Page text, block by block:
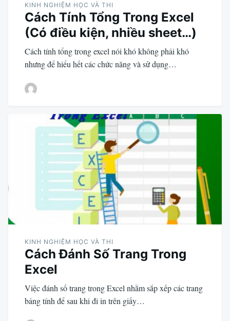
KINH NGHIỆM HỌC VÀ THI
Cách Tính Tổng Trong Excel
(Có điều kiện, nhiều sheet…)
Cách tính tổng trong excel nói khó không phải khó
nhưng để hiểu hết các chức năng và sử dụng…
KINH NGHIỆM HỌC VÀ THI
Cách Đánh Số Trang Trong
Excel
Việc đánh số trang trong Excel nhằm sắp xếp các trang
bảng tính để sau khi đi in trên giấy…